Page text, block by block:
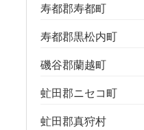
寿都郡寿都町
寿都郡黒松内町
磯谷郡蘭越町
虻田郡ニセコ町
虻田郡真狩村